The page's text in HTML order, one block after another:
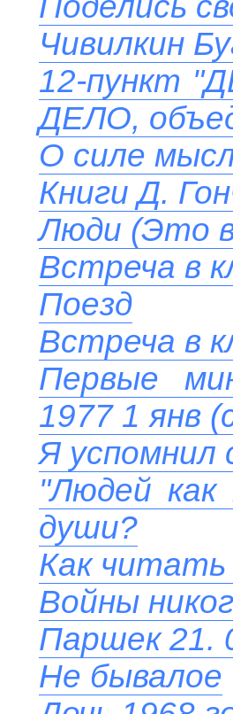
Чивилкин
12-пункт
ДЕЛО,
О силе
Книги Д.
Люди (Это
Встреча в
Поезд
Встреча в
Первые
1977 1 янв
Я успомнил
"Людей
души?
Как
Войны
Паршек 21.
Не бывалое